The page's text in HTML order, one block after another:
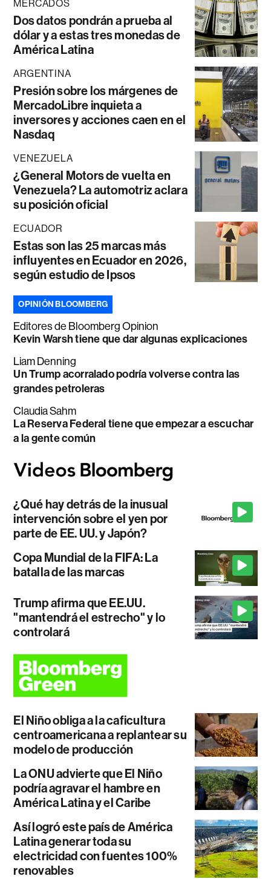
MERCADOS
Dos datos pondrán a prueba al
dólar y a estas tres monedas de
América Latina
ARGENTINA
Presión sobre los márgenes de
MercadoLibre inquieta a
inversores y acciones caen en el
Nasdaq
VENEZUELA
¿General Motors de vuelta en
Venezuela? La automotriz aclara
su posición oficial
ECUADOR
Estas son las 25 marcas más
influyentes en Ecuador en 2026,
según estudio de Ipsos
OPINIÓN BLOOMBERG
Editores de Bloomberg Opinion
Kevin Warsh tiene que dar algunas explicaciones
Liam Denning
Un Trump acorralado podría volverse contra las
grandes petroleras
Claudia Sahm
La Reserva Federal tiene que empezar a escuchar
a la gente común
¿Qué hay detrás de la inusual
intervención sobre el yen por
parte de EE. UU. y Japón?
Copa Mundial de la FIFA: La
batalla de las marcas
Trump afirma que EE.UU.
"mantendrá el estrecho" y lo
controlará
El Niño obliga a la caficultura
centroamericana a replantear su
modelo de producción
La ONU advierte que El Niño
podría agravar el hambre en
América Latina y el Caribe
Así logró este país de América
Latina generar toda su
electricidad con fuentes 100%
renovables